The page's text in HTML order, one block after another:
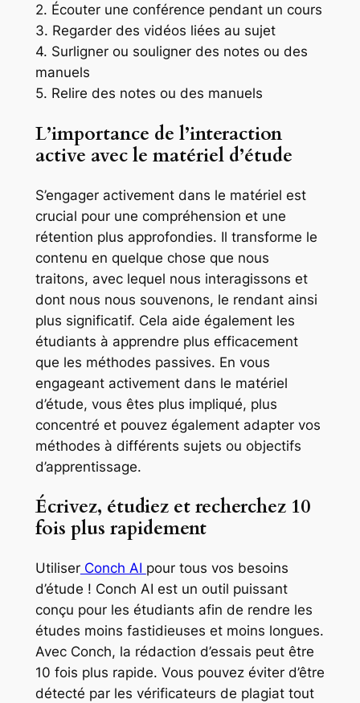
2. Écouter une conférence pendant un cours
3. Regarder des vidéos liées au sujet
4. Surligner ou souligner des notes ou des
manuels
5. Relire des notes ou des manuels
L’importance de l’interaction
active avec le matériel d’étude
S’engager activement dans le matériel est
crucial pour une compréhension et une
rétention plus approfondies. Il transforme le
contenu en quelque chose que nous
traitons, avec lequel nous interagissons et
dont nous nous souvenons, le rendant ainsi
plus significatif. Cela aide également les
étudiants à apprendre plus efficacement
que les méthodes passives. En vous
engageant activement dans le matériel
d’étude, vous êtes plus impliqué, plus
concentré et pouvez également adapter vos
méthodes à différents sujets ou objectifs
d’apprentissage.
Écrivez, étudiez et recherchez 10
fois plus rapidement
UtiliserConch AI pour tous vos besoins
d’étude ! Conch AI est un outil puissant
conçu pour les étudiants afin de rendre les
études moins fastidieuses et moins longues.
Avec Conch, la rédaction d’essais peut être
10 fois plus rapide. Vous pouvez éviter d’être
détecté par les vérificateurs de plagiat tout